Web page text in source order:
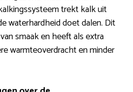
trekt kalk uit
waterhardheid doet dalen. Dit
smaak en heeft als extra
warmteoverdracht en minder